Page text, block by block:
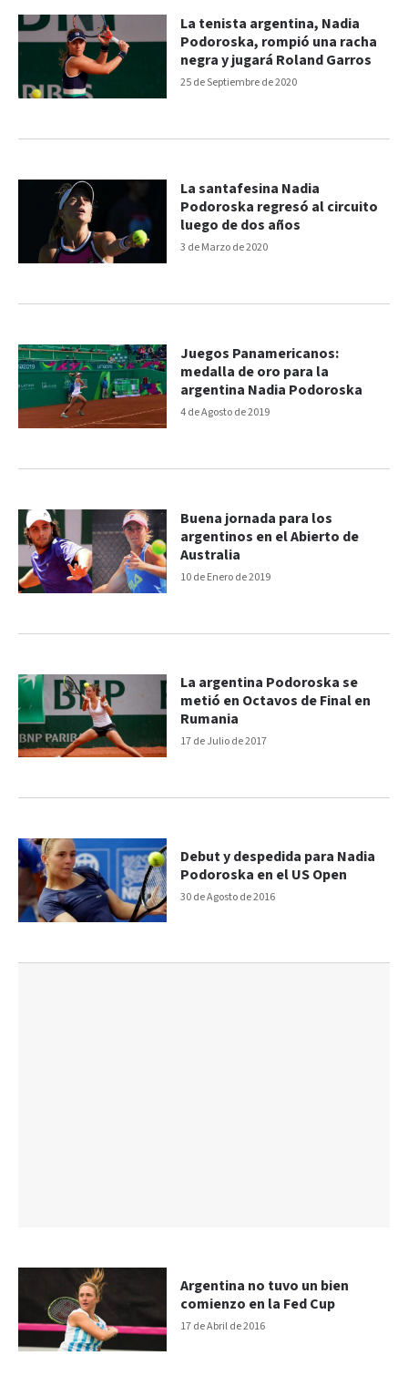
25 de Septiembre de 2020
La tenista argentina, Nadia
Podoroska, rompió una racha
negra y jugará Roland Garros
3 de Marzo de 2020
La santafesina Nadia
Podoroska regresó al circuito
luego de dos años
4 de Agosto de 2019
Juegos Panamericanos:
medalla de oro para la
argentina Nadia Podoroska
10 de Enero de 2019
Buena jornada para los
argentinos en el Abierto de
Australia
17 de Julio de 2017
La argentina Podoroska se
metió en Octavos de Final en
Rumania
30 de Agosto de 2016
Debut y despedida para Nadia
Podoroska en el US Open
17 de Abril de 2016
Argentina no tuvo un bien
comienzo en la Fed Cup